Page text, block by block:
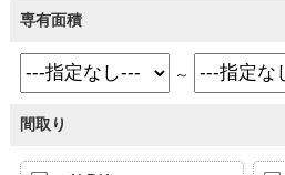
専有面積
～
間取り